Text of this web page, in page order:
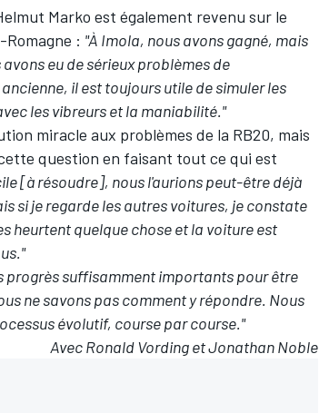
Marko est également revenu sur le
: "À Imola, nous avons gagné, mais
eu de sérieux problèmes de
il est toujours utile de simuler les
les vibreurs et la maniabilité."
miracle aux problèmes de la RB20, mais
question en faisant tout ce qui est
[à résoudre], nous l'aurions peut-être déjà
si je regarde les autres voitures, je constate
heurtent quelque chose et la voiture est
progrès suffisamment importants pour être
ne savons pas comment y répondre. Nous
évolutif, course par course."
Avec Ronald Vording et Jonathan Noble